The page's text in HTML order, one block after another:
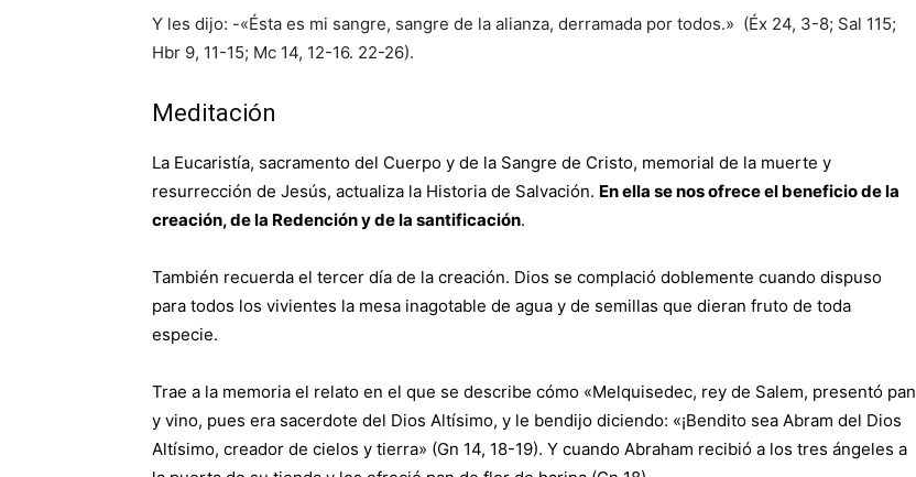
Y les dijo: -«Ésta es mi sangre, sangre de la alianza, derramada por todos.» (Éx 24, 3-8; Sal 115;
Hbr 9, 11-15; Mc 14, 12-16. 22-26).
Meditación
La Eucaristía, sacramento del Cuerpo y de la Sangre de Cristo, memorial de la muerte y
resurrección de Jesús, actualiza la Historia de Salvación. En ella se nos ofrece el beneficio de la
creación, de la Redención y de la santificación.
También recuerda el tercer día de la creación. Dios se complació doblemente cuando dispuso
para todos los vivientes la mesa inagotable de agua y de semillas que dieran fruto de toda
especie.
Trae a la memoria el relato en el que se describe cómo «Melquisedec, rey de Salem, presentó pan
y vino, pues era sacerdote del Dios Altísimo, y le bendijo diciendo: «¡Bendito sea Abram del Dios
Altísimo, creador de cielos y tierra» (Gn 14, 18-19). Y cuando Abraham recibió a los tres ángeles a